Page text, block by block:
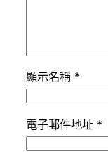
顯示名稱 *
電子郵件地址 *